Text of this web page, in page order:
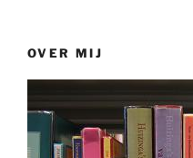
OVER MIJ